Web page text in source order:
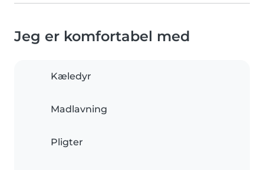
Jeg er komfortabel med
Kæledyr
Madlavning
Pligter